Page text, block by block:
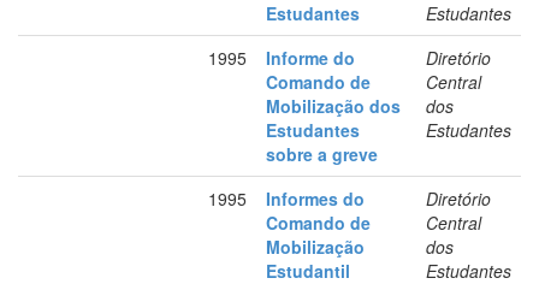
Estudantes
Estudantes
1995
Informe do
Comando de
Mobilização dos
Estudantes
sobre a greve
Diretório
Central
dos
Estudantes
1995
Informes do
Comando de
Mobilização
Estudantil
Diretório
Central
dos
Estudantes